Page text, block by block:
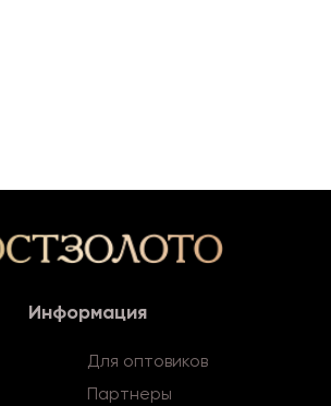
Информация
Для оптовиков
Партнеры